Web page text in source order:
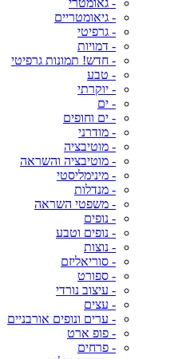
- גאומטרי
- גיאומטריים
- גרפיטי
- דמויות
- חדש! תמונות גרפיטי
- טבע
- יוקרתי
- ים
- ים וחופים
- מודרני
- מוטיבציה
- מוטיבציה והשראה
- מינימליסטי
- מנדלות
- משפטי השראה
- נופים
- נופים וטבע
- נוצות
- סוריאליזם
- ספורט
- עיצוב נורדי
- עצים
- ערים ונופים אורבניים
- פופ ארט
- פרחים